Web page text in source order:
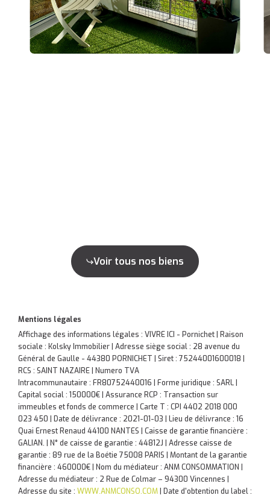
Voir tous nos biens
Mentions légales
Affichage des informations légales : VIVRE ICI - Pornichet | Raison
sociale : Kolsky Immobilier | Adresse siège social : 28 avenue du
Général de Gaulle - 44380 PORNICHET | Siret : 75244001600018 |
RCS : SAINT NAZAIRE | Numero TVA
Intracommunautaire : FR80752440016 | Forme juridique : SARL |
Capital social : 150000€ | Assurance RCP : Transaction sur
immeubles et fonds de commerce | Carte T : CPI 4402 2018 000
023 450 | Date de délivrance : 2021-01-03 | Lieu de délivrance : 16
Quai Ernest Renaud 44100 NANTES | Caisse de garantie financière :
GALIAN. | N° de caisse de garantie : 44812J | Adresse caisse de
garantie : 89 rue de la Boétie 75008 PARIS | Montant de la garantie
financière : 460000€ | Nom du médiateur : ANM CONSOMMATION |
Adresse du médiateur : 2 Rue de Colmar – 94300 Vincennes |
Adresse du site : WWW.ANMCONSO.COM | Date d'obtention du label :